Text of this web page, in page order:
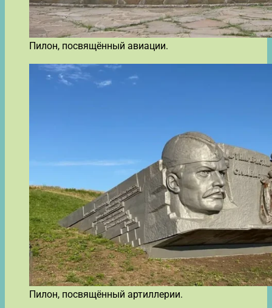
Пилон, посвящённый авиации.
Пилон, посвящённый артиллерии.